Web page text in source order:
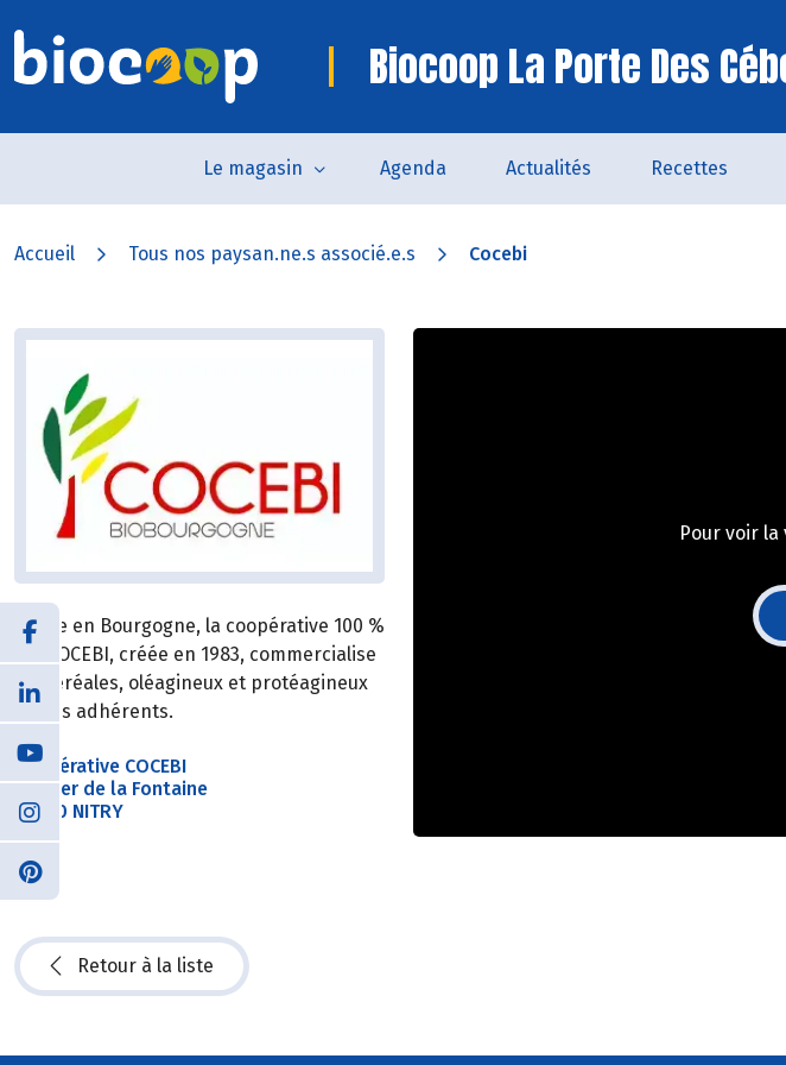
Biocoop La Porte Des
Le magasin Agenda Actualités Recettes
Accueil Tous nos paysan.ne.s associé.e.s Cocebi
Basée en Bourgogne, la coopérative 100 %
Bio COCEBI, créée en 1983, commercialise
les céréales, oléagineux et protéagineux
de ses adhérents.
Coopérative COCEBI
Sentier de la Fontaine
89310 NITRY
Pour voir la
Retour à la liste